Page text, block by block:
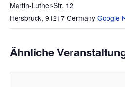
Martin-Luther-Str. 12
Hersbruck, 91217 Germany Google
Ähnliche